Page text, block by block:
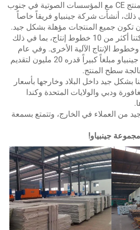
إدارة الجودة، وشهادة المنتج CE مع المؤسسات الصوتية في جنوب
أنشأت شركة جينبياو فريقاً خاصاً
جميع المنتجات مؤهلة بشكل جيد.
لدى شركتنا أكثر من 10 خطوط إنتاج، بما في ذلك
الإنتاج الآلية الأخرى. وفي عام
2016، استثمرت شركة جينبياو مبلغاً كبيراً قدره 20 مليون لتقديم
سطح المنتج.
جيد داخل البلاد وخارجها بأسعار
ودبي والولايات المتحدة وكندا
العملاء في الخارج، وتتمتع بسمعة
جينبياو!